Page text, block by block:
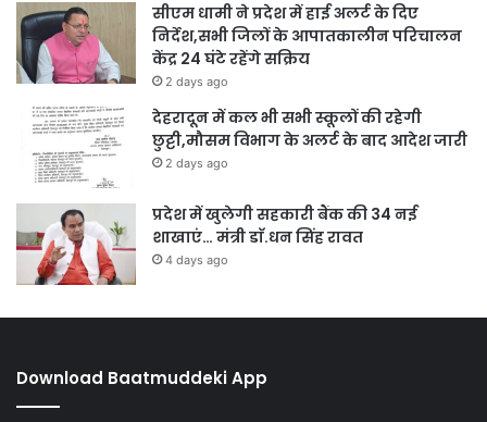
सीएम धामी ने प्रदेश में हाई अलर्ट के दिए
निर्देश,सभी जिलों के आपातकालीन परिचालन
केंद्र 24 घंटे रहेंगे सक्रिय
2 days ago
देहरादून में कल भी सभी स्कूलों की रहेगी
छुट्टी,मौसम विभाग के अलर्ट के बाद आदेश जारी
2 days ago
प्रदेश में खुलेगी सहकारी बैंक की 34 नई
शाखाएं… मंत्री डाॅ.धन सिंह रावत
4 days ago
Download Baatmuddeki App